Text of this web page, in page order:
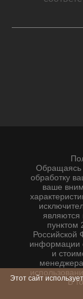
Этот сайт
Обращаясь
обработку
вaше
являютcя
пунктoм
Российской
инфoрмации
и
В